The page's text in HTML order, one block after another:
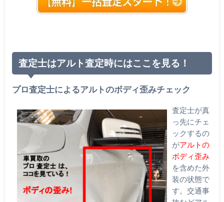
査定士はアルト査定時にはここを見る！
プロ査定士によるアルトのボディ歪みチェック
査定士が真
っ先にチェ
ックするの
がアルトの
ボディ歪み
を含めた外
装の状態で
す。交通事